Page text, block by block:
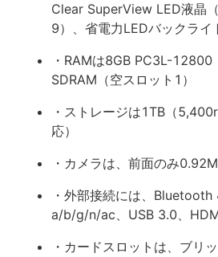
Clear SuperView LED液晶
9）、省電力LEDバックライ
・RAMは8GB PC3L-
SDRAM（空スロット1）
・ストレージは1TB（
応）
・カメラは、前面のみ
・外部接続には、
a/b/g/n/ac、USB 3.0、
・カードスロットは、ブリ